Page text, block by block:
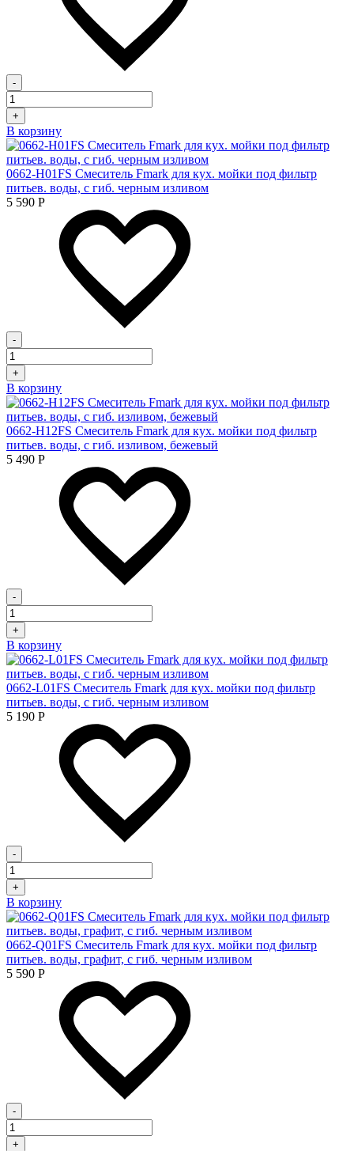
-
+
В корзину
0662-H01FS Смеситель Fmark для кух. мойки под фильтр
питьев. воды, с гиб. черным изливом
5 590 Р
-
+
В корзину
0662-H12FS Смеситель Fmark для кух. мойки под фильтр
питьев. воды, с гиб. изливом, бежевый
5 490 Р
-
+
В корзину
0662-L01FS Смеситель Fmark для кух. мойки под фильтр
питьев. воды, с гиб. черным изливом
5 190 Р
-
+
В корзину
0662-Q01FS Смеситель Fmark для кух. мойки под фильтр
питьев. воды, графит, с гиб. черным изливом
5 590 Р
-
+